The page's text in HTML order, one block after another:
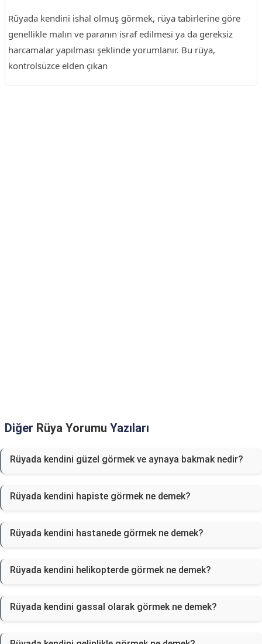
Rüyada kendini ishal olmuş görmek, rüya tabirlerine göre
genellikle malın ve paranın israf edilmesi ya da gereksiz
harcamalar yapılması şeklinde yorumlanır. Bu rüya,
kontrolsüzce elden çıkan
Diğer Rüya Yorumu Yazıları
Rüyada kendini güzel görmek ve aynaya bakmak nedir?
Rüyada kendini hapiste görmek ne demek?
Rüyada kendini hastanede görmek ne demek?
Rüyada kendini helikopterde görmek ne demek?
Rüyada kendini gassal olarak görmek ne demek?